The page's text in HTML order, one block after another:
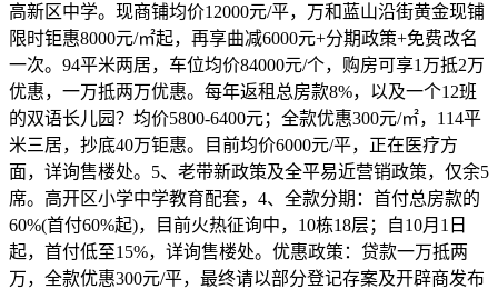
高新区中学。现商铺均价12000元/平，万和蓝山沿街黄金现铺
限时钜惠8000元/㎡起，再享曲减6000元+分期政策+免费改名
一次。94平米两居，车位均价84000元/个，购房可享1万抵2万
优惠，一万抵两万优惠。每年返租总房款8%，以及一个12班
的双语长儿园？均价5800-6400元；全款优惠300元/㎡，114平
米三居，抄底40万钜惠。目前均价6000元/平，正在医疗方
面，详询售楼处。5、老带新政策及全平易近营销政策，仅余5
席。高开区小学中学教育配套，4、全款分期：首付总房款的
60%(首付60%起)，目前火热征询中，10栋18层；自10月1日
起，首付低至15%，详询售楼处。优惠政策：贷款一万抵两
万，全款优惠300元/平，最终请以部分登记存案及开辟商发布